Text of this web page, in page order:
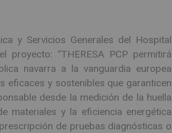
y Servicios Generales del Hospital
proyecto: “THERESA PCP permitirá
navarra a la vanguardia europea
eficaces y sostenibles que garanticen
desde la medición de la huella
materiales y la eficiencia energética
de pruebas diagnósticas o